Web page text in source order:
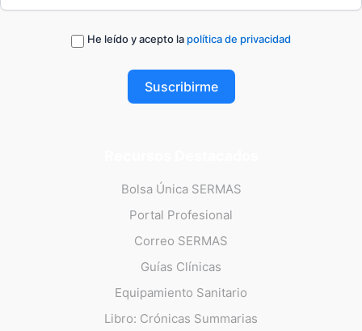
He leído y acepto la política de privacidad
Suscribirme
Bolsa Única SERMAS
Portal Profesional
Correo SERMAS
Guías Clínicas
Equipamiento Sanitario
Libro: Crónicas Summarias